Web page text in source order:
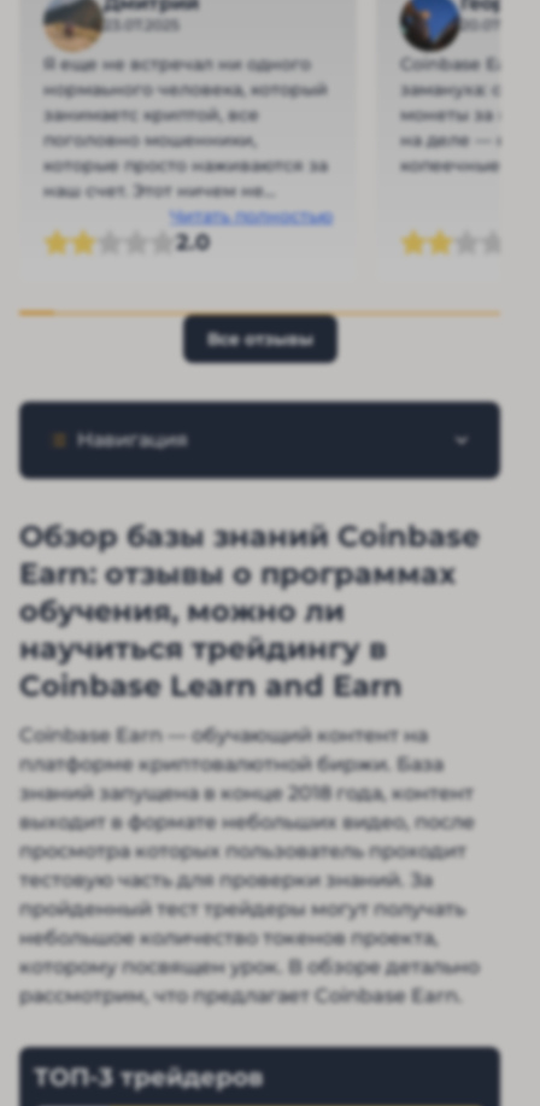
23.07.2025
Я еще не встречал ни одного
нормаьного человека, который
занимаетс криптой, все
поголовно мошенники,
которые просто наживаются за
наш счет. Этот ничем не
отличается от нихЧитать полностью
2.0
20.07.2025
Coinbase Earn
замануха:
монеты за
на деле —
копеечные
Все отзывы
Навигация
Обзор базы знаний Coinbase
Earn: отзывы о программах
обучения, можно ли
научиться трейдингу в
Coinbase Learn and Earn
Coinbase Earn — обучающий контент на
платформе криптовалютной биржи. База
знаний запущена в конце 2018 года, контент
выходит в формате небольших видео, после
просмотра которых пользователь проходит
тестовую часть для проверки знаний. За
пройденный тест трейдеры могут получать
небольшое количество токенов проекта,
которому посвящен урок. В обзоре детально
рассмотрим, что предлагает Coinbase Earn.
ТОП-3 трейдеров